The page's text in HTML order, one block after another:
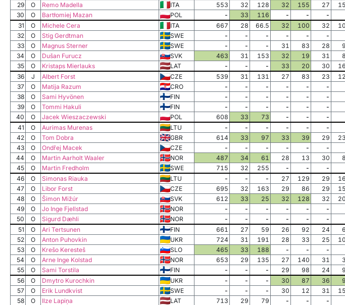
29
O Remo Madella ITA 553 32 128 32 155 27
30
O Bartłomiej Mazan POL - 33 116 - - -
31
O Michele Cera ITA 667 28 66.5 32 100 32
32
O Stig Gerdtman SWE - - - - - -
33
O Magnus Sterner SWE - - - 31 83 28
34
O Dušan Furucz SVK 463 31 153 32 19 31
35
O Kristaps Mierlauks LAT - - - 33 20 30
36
J Albert Forst CZE 539 31 131 27 83 23
37
O Matija Razum CRO - - - - - -
38
O Sami Hyvönen FIN - - - - - -
39
O Tommi Hakuli FIN - - - - - -
40
O Jacek Wieszaczewski POL 608 33 73 - - -
41
O Aurimas Murenas LTU - - - - - -
42
O Tom Dobra GBR 614 33 97 33 39 29
43
O Ondřej Macek CZE - - - - - -
44
O Martin Aarholt Waaler NOR 487 34 61 28 13 30
45
O Martin Fredholm SWE 715 32 255 - - -
46
O Simonas Riauka LTU - - - 27 129 29
47
O Libor Forst CZE 695 32 163 29 86 29
48
O Šimon Mižúr SVK 612 33 25 32 128 32
49
O Jo Inge Fjellstad NOR - - - - - -
50
O Sigurd Dæhli NOR - - - - - -
51
O Ari Tertsunen FIN 661 27 59 26 92 24
52
O Anton Puhovkin UKR 724 31 191 28 33 25
53
O Krešo Keresteš SLO 465 33 188 - - -
54
O Arne Inge Kolstad NOR 653 29 135 27 140 31
55
O Sami Torstila FIN - - - 29 98 24
56
O Dmytro Kurochkin UKR - - - 30 87 36
57
O Erik Lundkvist SWE - - - 30 12 31
58
O Ilze Lapiņa LAT 713 29 79 - - -